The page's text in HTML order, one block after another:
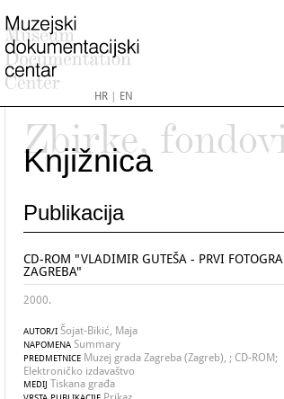
HR| EN
Zbirke, fondovi
Knjižnica
Publikacija
CD-ROM "VLADIMIR GUTEŠA - PRVI
ZAGREBA"
2000.
AUTOR/I Šojat-Bikić, Maja
NAPOMENA Summary
PREDMETNICE Muzej grada Zagreba (Zagreb), ; CD-ROM;
Elektroničko izdavaštvo
MEDIJ Tiskana građa